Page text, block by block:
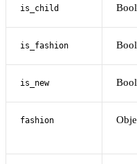
is_child
is_fashion
is_new
fashion